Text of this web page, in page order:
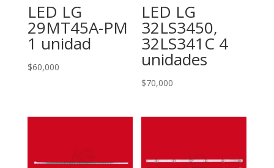
LED LG
29MT45A-PM
1 unidad
$60,000
LED LG
32LS3450,
32LS341C 4
unidades
$70,000